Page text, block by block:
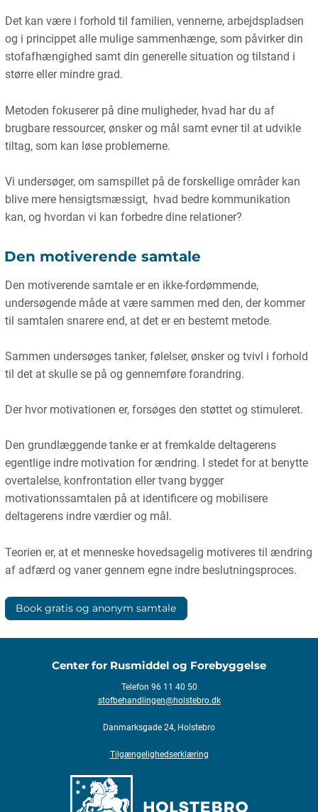
Det kan være i forhold til familien, vennerne, arbejdspladsen
og i princippet alle mulige sammenhænge, som påvirker din
stofafhængighed samt din generelle situation og tilstand i
større eller mindre grad.
Metoden fokuserer på dine muligheder, hvad har du af
brugbare ressourcer, ønsker og mål samt evner til at udvikle
tiltag, som kan løse problemerne.
Vi undersøger, om samspillet på de forskellige områder kan
blive mere hensigtsmæssigt, hvad bedre kommunikation
kan, og hvordan vi kan forbedre dine relationer?
Den motiverende samtale
Den motiverende samtale er en ikke-fordømmende,
undersøgende måde at være sammen med den, der kommer
til samtalen snarere end, at det er en bestemt metode.
Sammen undersøges tanker, følelser, ønsker og tvivl i forhold
til det at skulle se på og gennemføre forandring.
Der hvor motivationen er, forsøges den støttet og stimuleret.
Den grundlæggende tanke er at fremkalde deltagerens
egentlige indre motivation for ændring. I stedet for at benytte
overtalelse, konfrontation eller tvang bygger
motivationssamtalen på at identificere og mobilisere
deltagerens indre værdier og mål.
Teorien er, at et menneske hovedsagelig motiveres til ændring
af adfærd og vaner gennem egne indre beslutningsproces.
Book gratis og anonym samtale
Center for Rusmiddel og Forebyggelse
Telefon 96 11 40 50
stofbehandlingen@holstebro.dk
Danmarksgade 24, Holstebro
Tilgængelighedserklæring